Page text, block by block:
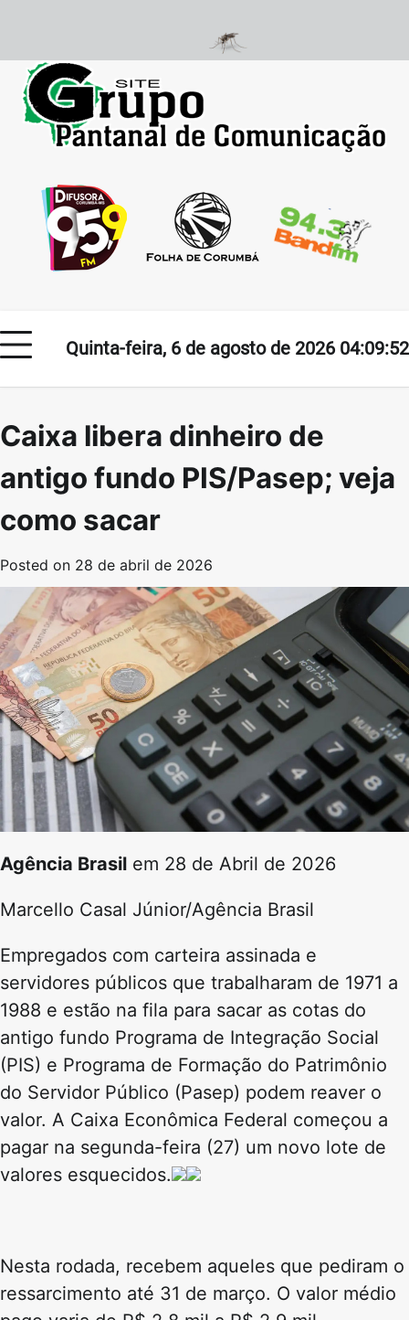
content
Quinta-feira, 6 de agosto de 2026 04:09:52
Caixa libera dinheiro de
antigo fundo PIS/Pasep; veja
como sacar
Posted on 28 de abril de 2026
Agência Brasil em 28 de Abril de 2026
Marcello Casal Júnior/Agência Brasil
Empregados com carteira assinada e
servidores públicos que trabalharam de 1971 a
1988 e estão na fila para sacar as cotas do
antigo fundo Programa de Integração Social
(PIS) e Programa de Formação do Patrimônio
do Servidor Público (Pasep) podem reaver o
valor. A Caixa Econômica Federal começou a
pagar na segunda-feira (27) um novo lote de
valores esquecidos.
Nesta rodada, recebem aqueles que pediram o
ressarcimento até 31 de março. O valor médio